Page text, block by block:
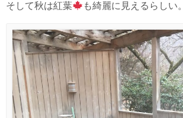
そして秋は紅葉
も綺麗に見えるらしい。